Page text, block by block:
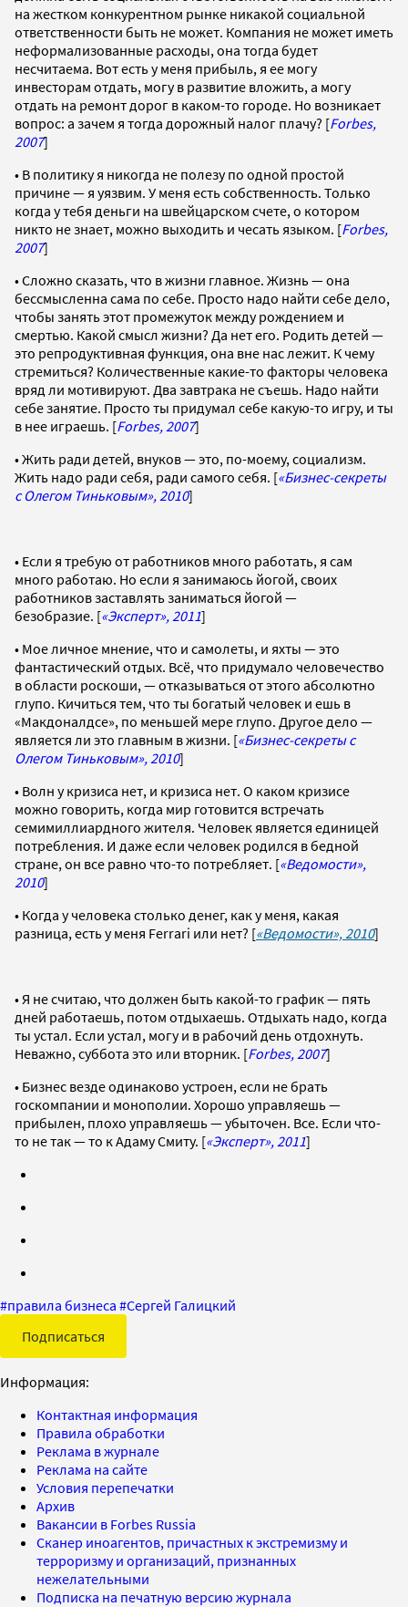
на жестком конкурентном рынке никакой социальной
ответственности быть не может. Компания не может иметь
неформализованные расходы, она тогда будет
несчитаема. Вот есть у меня прибыль, я ее могу
инвесторам отдать, могу в развитие вложить, а могу
отдать на ремонт дорог в каком-то городе. Но возникает
вопрос: а зачем я тогда дорожный налог плачу? [Forbes,
2007]
• В политику я никогда не полезу по одной простой
причине — я уязвим. У меня есть собственность. Только
когда у тебя деньги на швейцарском счете, о котором
никто не знает, можно выходить и чесать языком. [Forbes,
2007]
• Сложно сказать, что в жизни главное. Жизнь — она
бессмысленна сама по себе. Просто надо найти себе дело,
чтобы занять этот промежуток между рождением и
смертью. Какой смысл жизни? Да нет его. Родить детей —
это репродуктивная функция, она вне нас лежит. К чему
стремиться? Количественные какие-то факторы человека
вряд ли мотивируют. Два завтрака не съешь. Надо найти
себе занятие. Просто ты придумал себе какую-то игру, и ты
в нее играешь. [Forbes, 2007]
• Жить ради детей, внуков — это, по-моему, социализм.
Жить надо ради себя, ради самого себя. [«Бизнес-секреты
с Олегом Тиньковым», 2010]
• Если я требую от работников много работать, я сам
много работаю. Но если я занимаюсь йогой, своих
работников заставлять заниматься йогой —
безобразие. [«Эксперт», 2011]
• Мое личное мнение, что и самолеты, и яхты — это
фантастический отдых. Всё, что придумало человечество
в области роскоши, — отказываться от этого абсолютно
глупо. Кичиться тем, что ты богатый человек и ешь в
«Макдоналдсе», по меньшей мере глупо. Другое дело —
является ли это главным в жизни. [«Бизнес-секреты с
Олегом Тиньковым», 2010]
• Волн у кризиса нет, и кризиса нет. О каком кризисе
можно говорить, когда мир готовится встречать
семимиллиардного жителя. Человек является единицей
потребления. И даже если человек родился в бедной
стране, он все равно что-то потребляет. [«Ведомости»,
2010]
• Когда у человека столько денег, как у меня, какая
разница, есть у меня Ferrari или нет? [«Ведомости», 2010]
• Я не считаю, что должен быть какой-то график — пять
дней работаешь, потом отдыхаешь. Отдыхать надо, когда
ты устал. Если устал, могу и в рабочий день отдохнуть.
Неважно, суббота это или вторник. [Forbes, 2007]
• Бизнес везде одинаково устроен, если не брать
госкомпании и монополии. Хорошо управляешь —
прибылен, плохо управляешь — убыточен. Все. Если что-
то не так — то к Адаму Смиту. [«Эксперт», 2011]
#правила бизнеса #Сергей Галицкий
Подписаться
Информация:
Контактная информация
Правила обработки
Реклама в журнале
Реклама на сайте
Условия перепечатки
Архив
Вакансии в Forbes Russia
Сканер иноагентов, причастных к экстремизму и
терроризму и организаций, признанных
нежелательными
Подписка на печатную версию журнала